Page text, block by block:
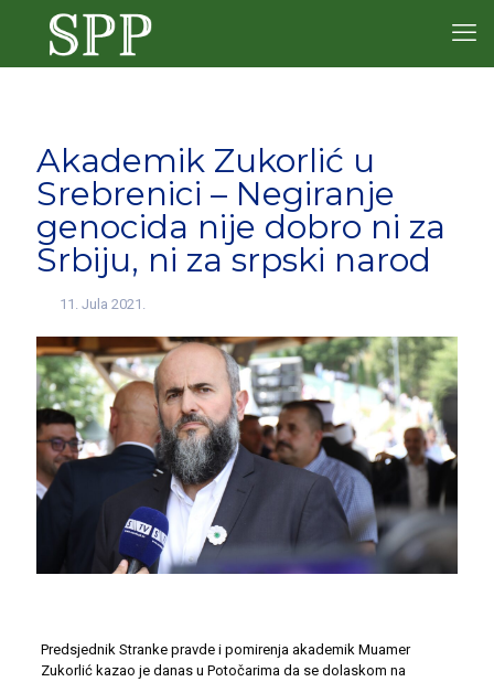
Akademik Zukorlić u
Srebrenici – Negiranje
genocida nije dobro ni za
Srbiju, ni za srpski narod
11. Jula 2021.
Predsjednik Stranke pravde i pomirenja akademik Muamer
Zukorlić kazao je danas u Potočarima da se dolaskom na